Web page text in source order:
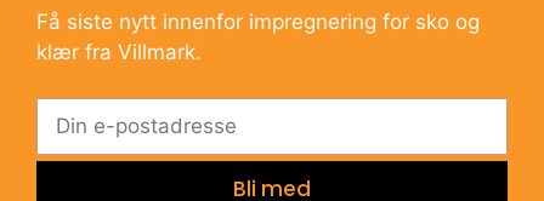
Få siste nytt innenfor impregnering for sko og
klær fra Villmark.